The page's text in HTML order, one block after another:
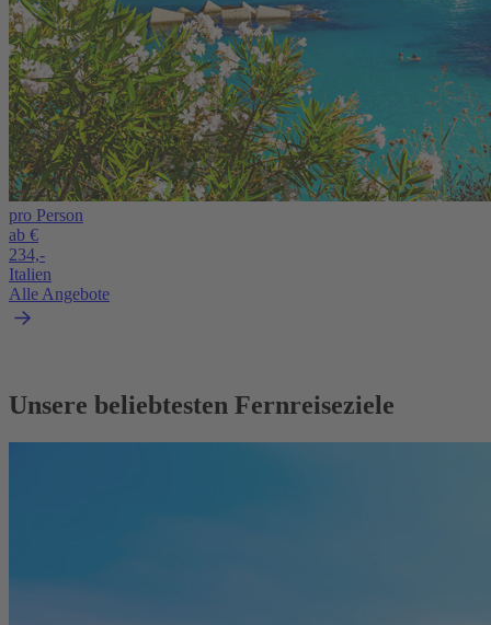
pro Person
ab €
234,-
Italien
Alle Angebote
Unsere beliebtesten Fernreiseziele